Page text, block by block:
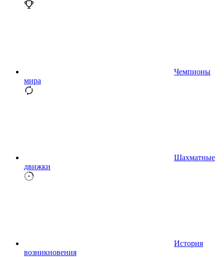
Чемпионы
мира
Шахматные
движки
История
возникновения